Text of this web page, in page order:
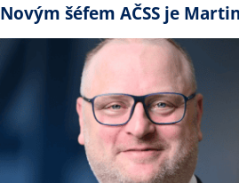
Novým šéfem AČSS je